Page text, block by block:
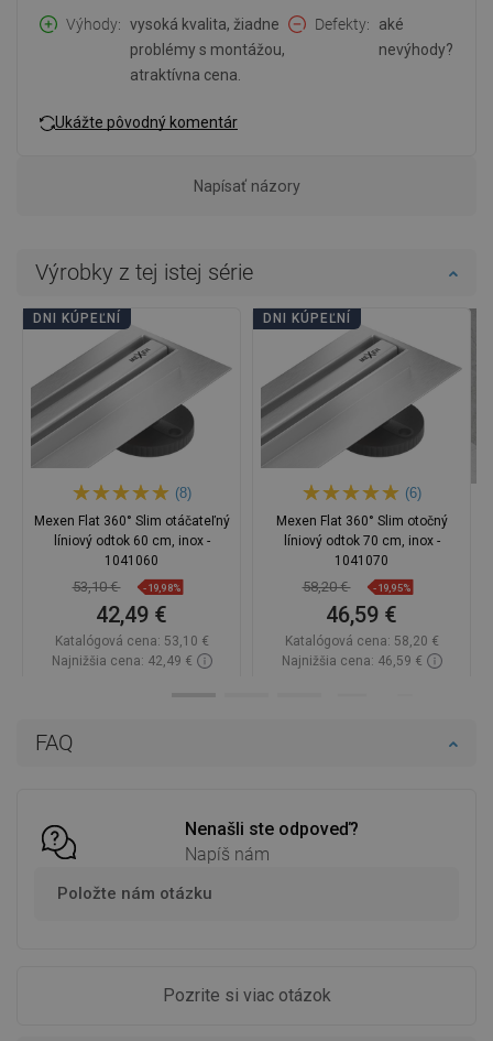
FAQ
Nenašli ste odpoveď?
Napíš nám
Položte nám otázku
Pozrite si viac otázok
Výhody
vysoká kvalita, žiadne
problémy s montážou,
atraktívna cena.
Defekty
aké
nevýhody?
Ukážte pôvodný komentár
Napísať názory
Výrobky z tej istej série
DNI KÚPEĽNÍ
(8)
Mexen Flat 360° Slim otáčateľný
líniový odtok 60 cm, inox -
1041060
53,10 € -19,98%
42,49 €
Katalógová cena: 53,10 €
Najnižšia cena: 42,49 €
DNI KÚPEĽNÍ
(6)
Mexen Flat 360° Slim otočný
líniový odtok 70 cm, inox -
1041070
58,20 € -19,95%
46,59 €
Katalógová cena: 58,20 €
Najnižšia cena: 46,59 €